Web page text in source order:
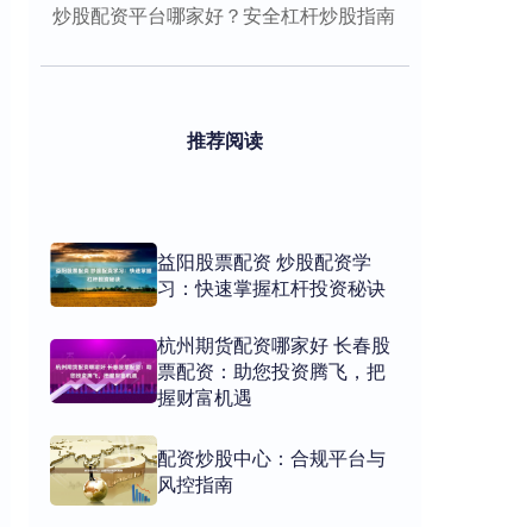
炒股配资平台哪家好？安全杠杆炒股指南
推荐阅读
益阳股票配资 炒股配资学
习：快速掌握杠杆投资秘诀
杭州期货配资哪家好 长春股
票配资：助您投资腾飞，把
握财富机遇
配资炒股中心：合规平台与
风控指南